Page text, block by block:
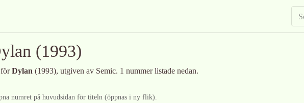
(1993)
förDylan (1993), utgiven av Semic. 1 nummer listade nedan.
numret på huvudsidan för titeln (öppnas i ny flik).